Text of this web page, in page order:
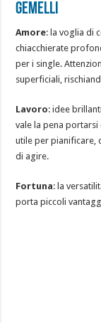
GEMELLI
Amore: la voglia di
chiacchierate
per i single.
superficiali,
Lavoro: idee
vale la pena portarsi
utile per pianificare,
di agire.
Fortuna: la
porta piccoli